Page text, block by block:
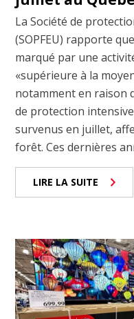
La Société de
(SOPFEU) rapporte
marqué par une
«supérieure à la
notamment en raison
de protection
survenus en juillet,
forêt. Ces dernières
LIRE LA SUITE